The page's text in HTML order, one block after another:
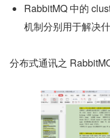
RabbitMQ 中的
机制分别用于解决
分布式通讯之